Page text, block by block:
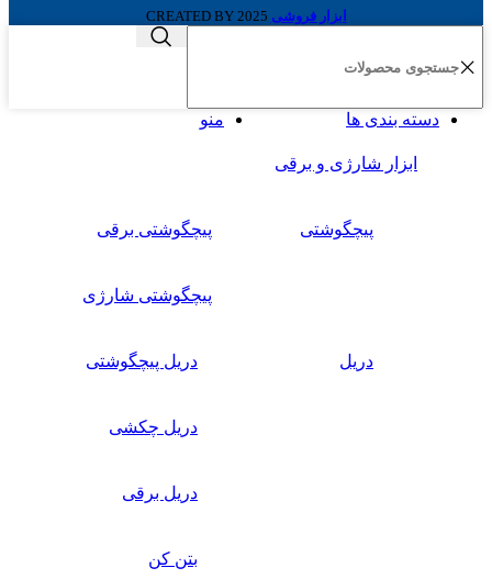
ابزار فروشی 2025 CREATED BY
منو دسته بندی ها
ابزار شارژی و برقی
پیچگوشتی پیچگوشتی برقی
پیچگوشتی شارژی
دریل دریل پیچگوشتی
دریل چکشی
دریل برقی
بتن کن